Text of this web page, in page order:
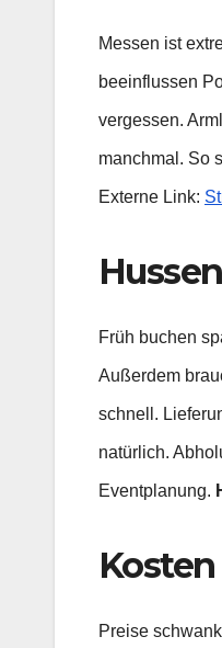
Messen ist
beeinflussen
vergessen.
manchmal. So
Externe Link:
Früh buchen
Außerdem
schnell.
natürlich.
Eventplanung.
Preise